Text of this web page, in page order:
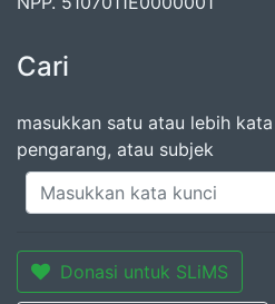
Cari
masukkan satu atau lebih
pengarang, atau subjek
Donasi untuk SLiMS